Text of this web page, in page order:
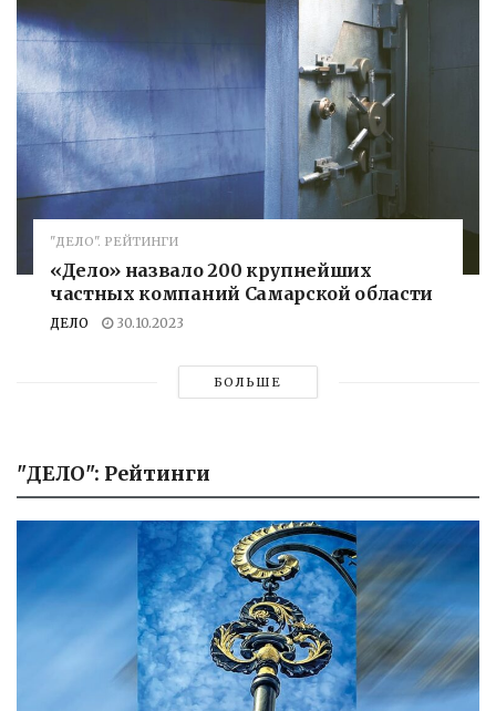
"ДЕЛО". РЕЙТИНГИ
«Дело» назвало 200 крупнейших
частных компаний Самарской области
ДЕЛО 30.10.2023
БОЛЬШЕ
"ДЕЛО": Рейтинги